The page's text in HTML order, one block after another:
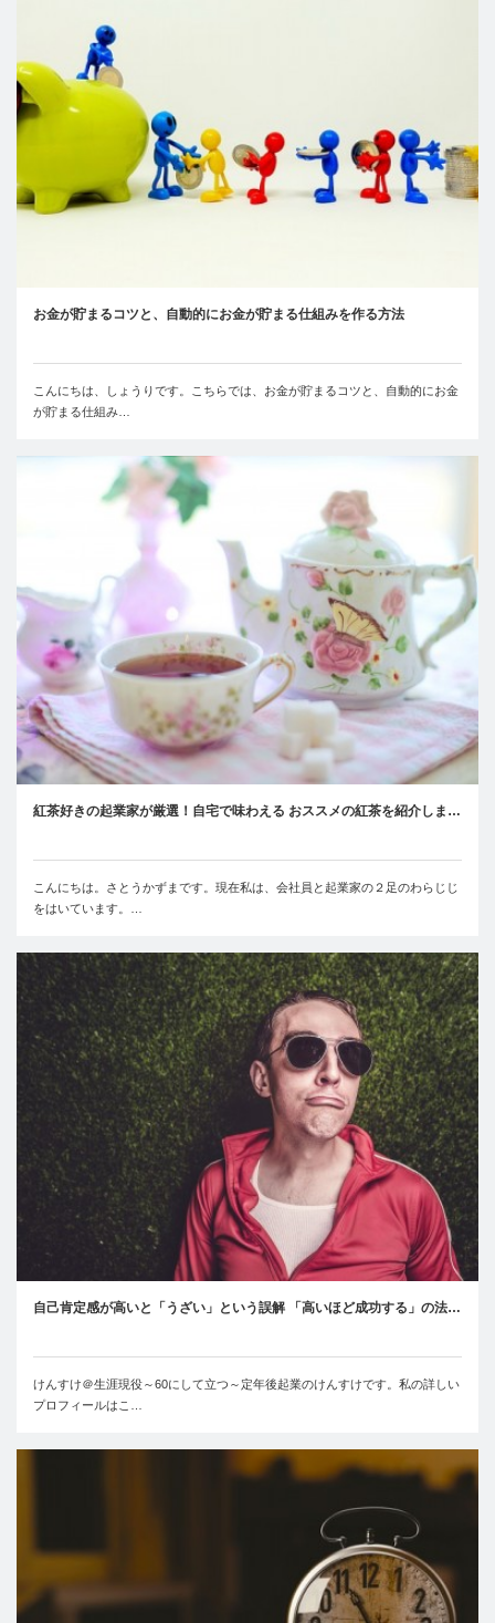
お金が貯まるコツと、自動的にお金が貯まる仕組みを作る方法
こんにちは、しょうりです。こちらでは、お金が貯まるコツと、自動的にお金
が貯まる仕組み…
紅茶好きの起業家が厳選！自宅で味わえる おススメの紅茶を紹介しま…
こんにちは。さとうかずまです。現在私は、会社員と起業家の２足のわらじじ
をはいています。…
自己肯定感が高いと「うざい」という誤解 「高いほど成功する」の法…
けんすけ＠生涯現役～60にして立つ～定年後起業のけんすけです。私の詳しい
プロフィールはこ…